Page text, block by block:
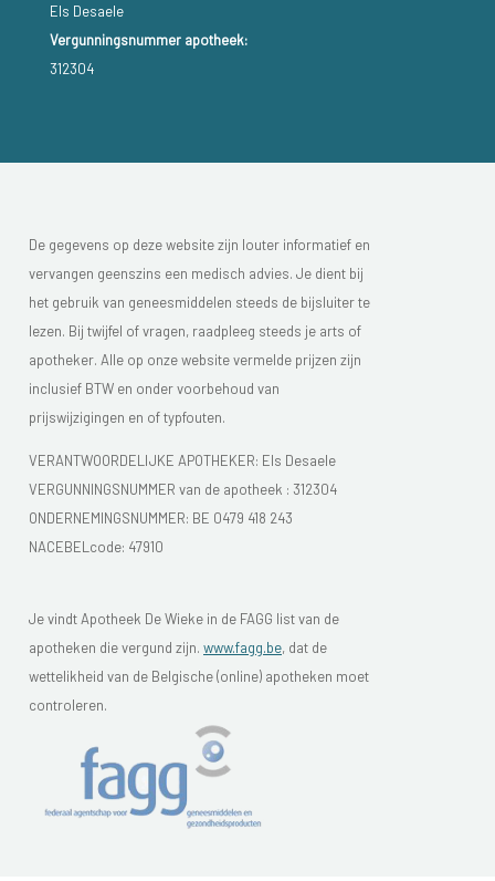
Els Desaele
Vergunningsnummer apotheek:
312304
De gegevens op deze website zijn louter informatief en
vervangen geenszins een medisch advies. Je dient bij
het gebruik van geneesmiddelen steeds de bijsluiter te
lezen. Bij twijfel of vragen, raadpleeg steeds je arts of
apotheker. Alle op onze website vermelde prijzen zijn
inclusief BTW en onder voorbehoud van
prijswijzigingen en of typfouten.
VERANTWOORDELIJKE APOTHEKER: Els Desaele
VERGUNNINGSNUMMER van de apotheek : 312304
ONDERNEMINGSNUMMER: BE 0479 418 243
NACEBELcode: 47910
Je vindt Apotheek De Wieke in de FAGG list van de
apotheken die vergund zijn. www.fagg.be, dat de
wettelikheid van de Belgische (online) apotheken moet
controleren.